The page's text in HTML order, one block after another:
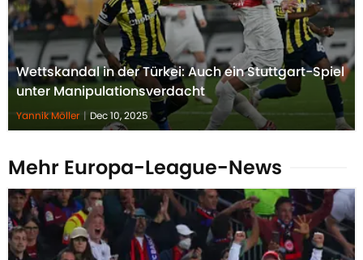
Wettskandal in der Türkei: Auch ein Stuttgart-Spiel
unter Manipulationsverdacht
Yannik Möller | Dec 10, 2025
Mehr Europa-League-News